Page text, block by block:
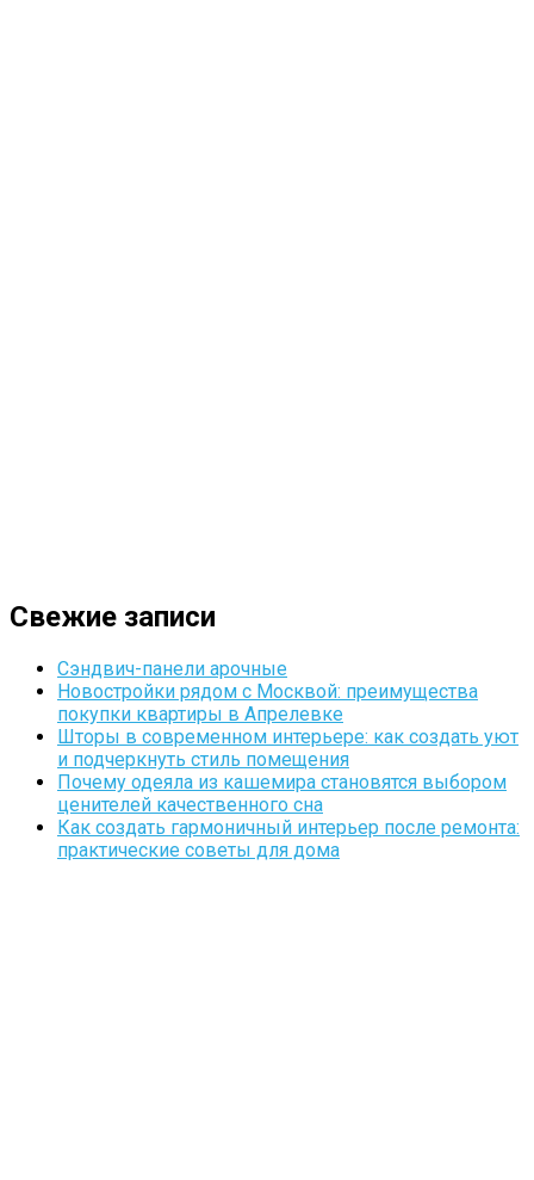
Свежие записи
Сэндвич-панели арочные
Новостройки рядом с Москвой: преимущества
покупки квартиры в Апрелевке
Шторы в современном интерьере: как создать уют
и подчеркнуть стиль помещения
Почему одеяла из кашемира становятся выбором
ценителей качественного сна
Как создать гармоничный интерьер после ремонта:
практические советы для дома